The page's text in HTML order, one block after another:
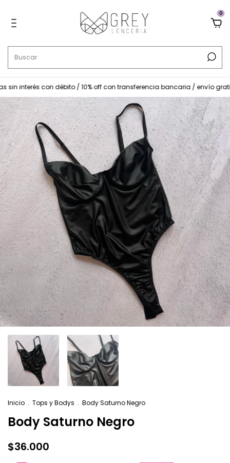
0
interés con débito / 10% off con transferencia bancaria / envío gratis
Inicio . Tops y Bodys . Body Saturno Negro
Body Saturno Negro
$36.000